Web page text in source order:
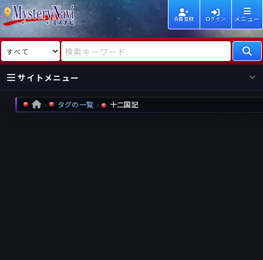
会員登録 ログイン メニュー
検索対象 検索キーワード
サイトメニュー
国内
海外
HOME タグの一覧 十二国記